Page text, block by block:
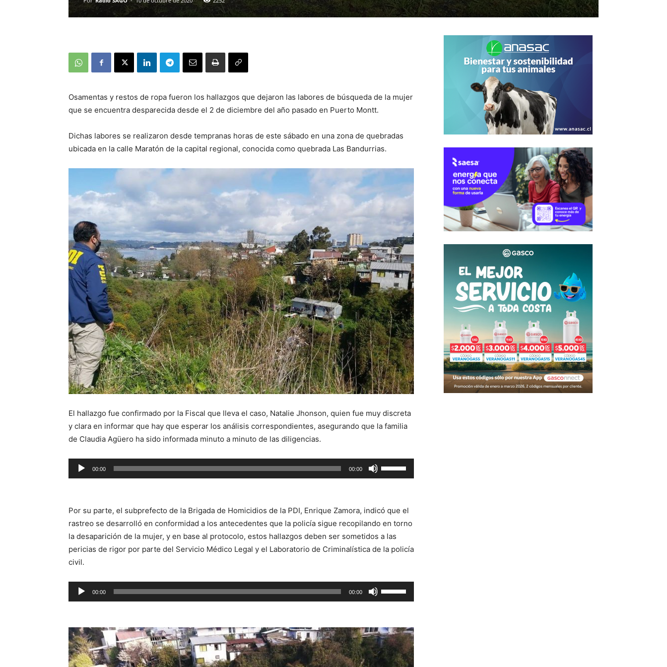
Osamentas y restos de ropa fueron los hallazgos que dejaron las labores de búsqueda de la mujer
que se encuentra desparecida desde el 2 de diciembre del año pasado en Puerto Montt.
Dichas labores se realizaron desde tempranas horas de este sábado en una zona de quebradas
ubicada en la calle Maratón de la capital regional, conocida como quebrada Las Bandurrias.
El hallazgo fue confirmado por la Fiscal que lleva el caso, Natalie Jhonson, quien fue muy discreta
y clara en informar que hay que esperar los análisis correspondientes, asegurando que la familia
de Claudia Agüero ha sido informada minuto a minuto de las diligencias.
Reproductor
de
00:00 00:00
las
flecha
arriba/abajo
para
aumentar
disminuir
el
Por su parte, el subprefecto de la Brigada de Homicidios de la PDI, Enrique Zamora, indicó que el
rastreo se desarrolló en conformidad a los antecedentes que la policía sigue recopilando en torno
la desaparición de la mujer, y en base al protocolo, estos hallazgos deben ser sometidos a las
pericias de rigor por parte del Servicio Médico Legal y el Laboratorio de Criminalística de la policía
civil.
Reproductor
de
00:00 00:00
las
de
flecha
arriba/abajo
para